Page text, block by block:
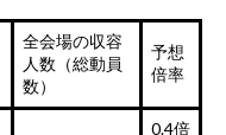
全会場の収容
人数（総動員
数）
予想
倍率
0.4倍